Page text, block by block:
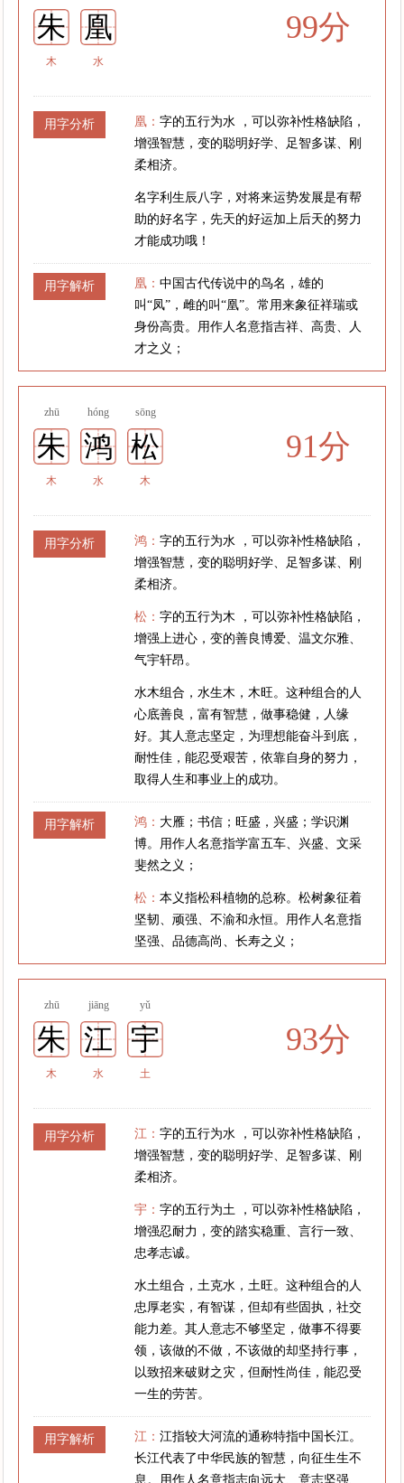
朱 凰
木 水
99分
用字分析 凰：字的五行为水 ，可以弥补性格缺陷，
增强智慧，变的聪明好学、足智多谋、刚
柔相济。
名字利生辰八字，对将来运势发展是有帮
助的好名字，先天的好运加上后天的努力
才能成功哦！
用字解析 凰：中国古代传说中的鸟名，雄的
叫“凤”，雌的叫“凰”。常用来象征祥瑞或
身份高贵。用作人名意指吉祥、高贵、人
才之义；
zhū hóng sōng
朱 鸿 松
木 水 木
91分
用字分析 鸿：字的五行为水 ，可以弥补性格缺陷，
增强智慧，变的聪明好学、足智多谋、刚
柔相济。
松：字的五行为木 ，可以弥补性格缺陷，
增强上进心，变的善良博爱、温文尔雅、
气宇轩昂。
水木组合，水生木，木旺。这种组合的人
心底善良，富有智慧，做事稳健，人缘
好。其人意志坚定，为理想能奋斗到底，
耐性佳，能忍受艰苦，依靠自身的努力，
取得人生和事业上的成功。
用字解析 鸿： 大雁；书信；旺盛，兴盛；学识渊
博。用作人名意指学富五车、兴盛、文采
斐然之义；
松：本义指松科植物的总称。松树象征着
坚韧、顽强、不渝和永恒。用作人名意指
坚强、品德高尚、长寿之义；
zhū jiāng yǔ
朱 江 宇
木 水 土
93分
用字分析 江：字的五行为水 ，可以弥补性格缺陷，
增强智慧，变的聪明好学、足智多谋、刚
柔相济。
宇：字的五行为土 ，可以弥补性格缺陷，
增强忍耐力，变的踏实稳重、言行一致、
忠孝志诚。
水土组合，土克水，土旺。这种组合的人
忠厚老实，有智谋，但却有些固执，社交
能力差。其人意志不够坚定，做事不得要
领，该做的不做，不该做的却坚持行事，
以致招来破财之灾，但耐性尚佳，能忍受
一生的劳苦。
用字解析 江：江指较大河流的通称特指中国长江。
长江代表了中华民族的智慧，向征生生不
息。用作人名意指志向远大、意志坚强、